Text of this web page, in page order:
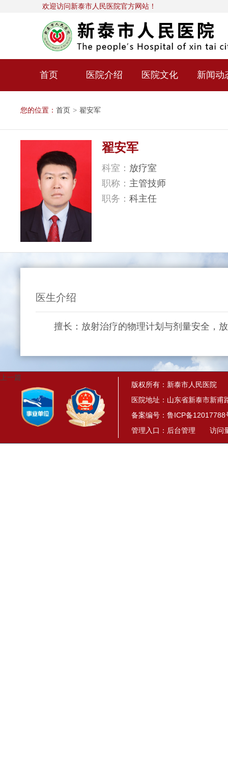
欢迎访问新泰市人民医院官方网站！
首页 医院介绍 医院文化 新闻动
您的位置： 首页 > 翟安军
翟安军
科室： 放疗室
职称： 主管技师
职务： 科主任
医生介绍
擅长：放射治疗的物理计划与剂量安全，放
上一篇
版权所有：新泰市人民医院
医院地址：山东省新泰市新甫
备案编号： 鲁ICP备12017788
管理入口： 后台管理 访问量